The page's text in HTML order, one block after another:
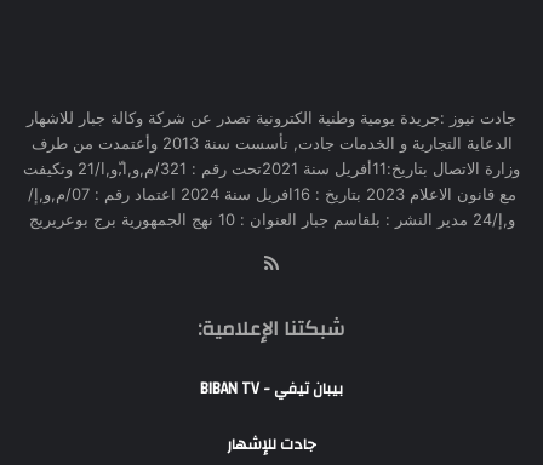
جادت نيوز :جريدة يومية وطنية الكترونية تصدر عن شركة وكالة جبار للاشهار
الدعاية التجارية و الخدمات جادت, تأسست سنة 2013 وأعتمدت من طرف
وزارة الاتصال بتاريخ:11أفريل سنة 2021تحت رقم : 321/م,و,ا,ّو,ا/21 وتكيفت
مع قانون الاعلام 2023 بتاريخ : 16افريل سنة 2024 اعتماد رقم : 07/م,و,إ/
و,إ/24 مدير النشر : بلقاسم جبار العنوان : 10 نهج الجمهورية برج بوعريريج
شبكتنا الإعلامية:
بيبان تيفي - BIBAN TV
جادت للإشهار